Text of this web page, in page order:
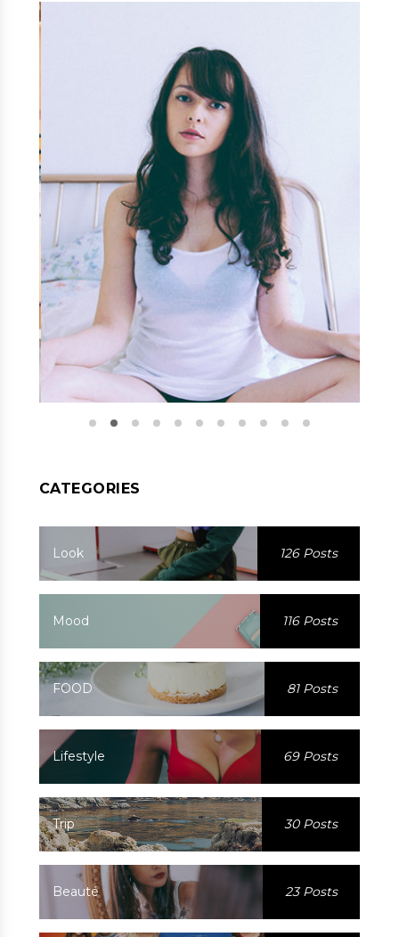
CATEGORIES
Look 126 Posts
Mood 116 Posts
FOOD 81 Posts
Lifestyle 69 Posts
Trip 30 Posts
Beauté 23 Posts